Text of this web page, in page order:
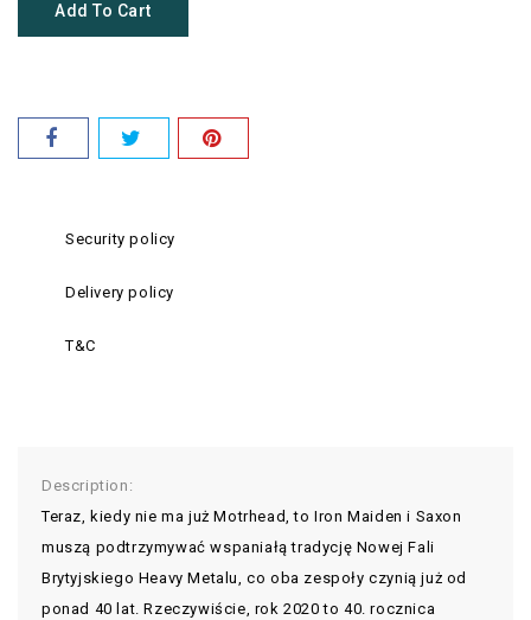
Add To Cart
Security policy
Delivery policy
T&C
Description:
Teraz, kiedy nie ma już Motrhead, to Iron Maiden i Saxon
muszą podtrzymywać wspaniałą tradycję Nowej Fali
Brytyjskiego Heavy Metalu, co oba zespoły czynią już od
ponad 40 lat. Rzeczywiście, rok 2020 to 40. rocznica